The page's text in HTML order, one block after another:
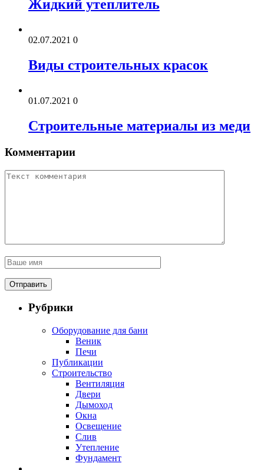
Жидкий утеплитель
02.07.2021 0
Виды строительных красок
01.07.2021 0
Строительные материалы из меди
Комментарии
Рубрики
Оборудование для бани
Веник
Печи
Публикации
Строительство
Вентиляция
Двери
Дымоход
Окна
Освещение
Слив
Утепление
Фундамент